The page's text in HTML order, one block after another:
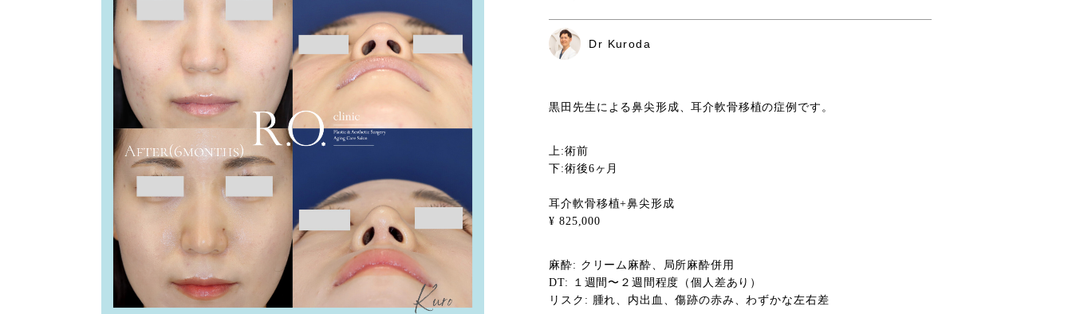
Dr Kuroda
黒田先生による鼻尖形成、耳介軟骨移植の症例です。
上:術前
下:術後6ヶ月
耳介軟骨移植+鼻尖形成
¥ 825,000
麻酔: クリーム麻酔、局所麻酔併用
DT: １週間〜２週間程度（個人差あり）
リスク: 腫れ、内出血、傷跡の赤み、わずかな左右差